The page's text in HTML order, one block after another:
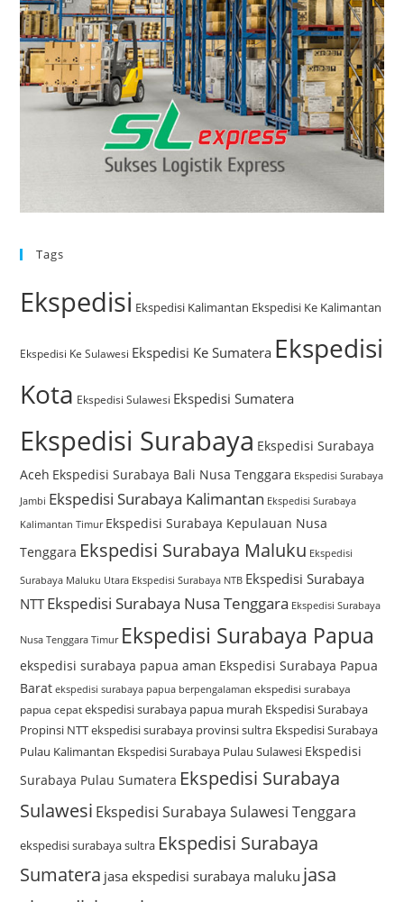
Tags
Ekspedisi Ekspedisi Kalimantan Ekspedisi Ke Kalimantan
Ekspedisi Ke Sulawesi Ekspedisi Ke Sumatera Ekspedisi
Kota Ekspedisi Sulawesi Ekspedisi Sumatera
Ekspedisi Surabaya Ekspedisi Surabaya
Aceh Ekspedisi Surabaya Bali Nusa Tenggara Ekspedisi Surabaya
Jambi Ekspedisi Surabaya Kalimantan Ekspedisi Surabaya
Kalimantan Timur Ekspedisi Surabaya Kepulauan Nusa
Tenggara Ekspedisi Surabaya Maluku Ekspedisi
Surabaya Maluku Utara Ekspedisi Surabaya NTB Ekspedisi Surabaya
NTTEkspedisi Surabaya Nusa Tenggara Ekspedisi Surabaya
Nusa Tenggara Timur Ekspedisi Surabaya Papua
ekspedisi surabaya papua aman Ekspedisi Surabaya Papua
Barat ekspedisi surabaya papua berpengalaman ekspedisi surabaya
papua cepat ekspedisi surabaya papua murah Ekspedisi Surabaya
Propinsi NTTekspedisi surabaya provinsi sultra Ekspedisi Surabaya
Pulau Kalimantan Ekspedisi Surabaya Pulau Sulawesi Ekspedisi
Surabaya Pulau Sumatera Ekspedisi Surabaya
Sulawesi Ekspedisi Surabaya Sulawesi Tenggara
ekspedisi surabaya sultra Ekspedisi Surabaya
Sumatera jasa ekspedisi surabaya maluku jasa